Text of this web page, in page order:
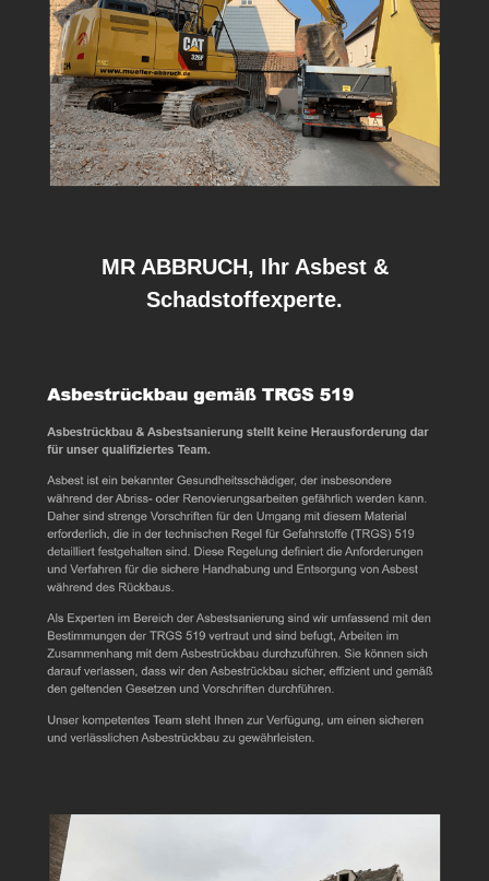
MR ABBRUCH, Ihr Asbest &
Schadstoffexperte.